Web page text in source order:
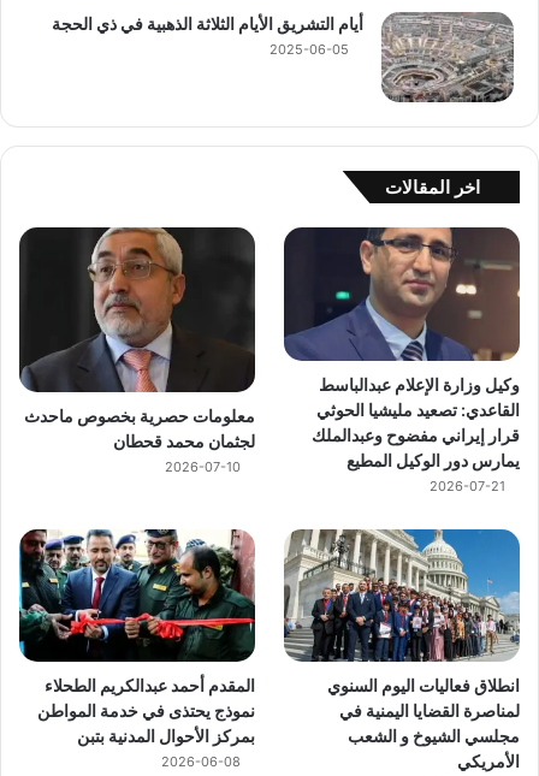
أيام التشريق الأيام الثلاثة الذهبية في ذي الحجة
2025-06-05
اخر المقالات
وكيل وزارة الإعلام عبدالباسط
القاعدي: تصعيد مليشيا الحوثي
قرار إيراني مفضوح وعبدالملك
يمارس دور الوكيل المطيع
2026-07-21
معلومات حصرية بخصوص ماحدث
لجثمان محمد قحطان
2026-07-10
انطلاق فعاليات اليوم السنوي
لمناصرة القضايا اليمنية في
مجلسي الشيوخ و الشعب
الأمريكي
المقدم أحمد عبدالكريم الطحلاء
نموذج يحتذى في خدمة المواطن
بمركز الأحوال المدنية بتبن
2026-06-08